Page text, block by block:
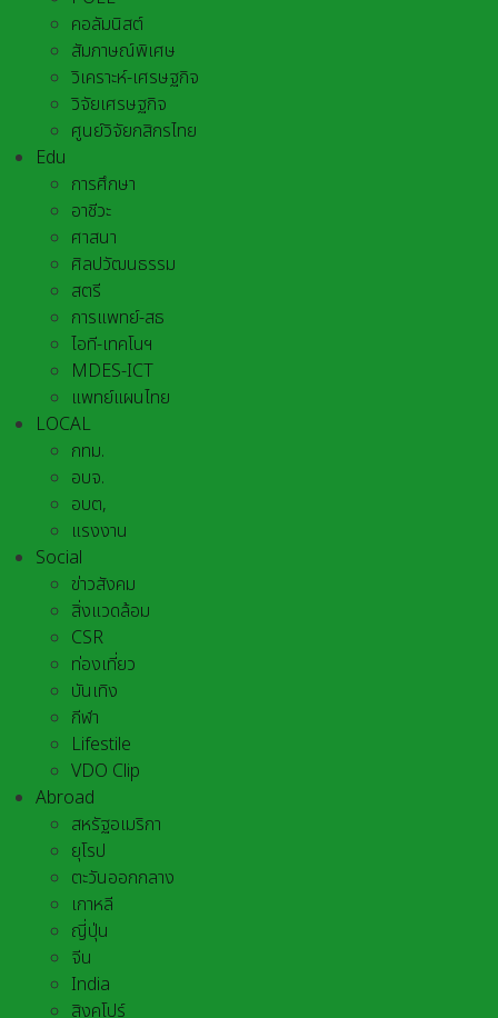
คอลัมนิสต์
สัมภาษณ์พิเศษ
วิเคราะห์-เศรษฐกิจ
วิจัยเศรษฐกิจ
ศูนย์วิจัยกสิกรไทย
Edu
การศึกษา
อาชีวะ
ศาสนา
ศิลปวัฒนธรรม
สตรี
การแพทย์-สธ
ไอที-เทคโนฯ
MDES-ICT
แพทย์แผนไทย
LOCAL
กทม.
อบจ.
อบต,
แรงงาน
Social
ข่าวสังคม
สิ่งแวดล้อม
CSR
ท่องเที่ยว
บันเทิง
กีฬา
Lifestile
VDO Clip
Abroad
สหรัฐอเมริกา
ยุโรป
ตะวันออกกลาง
เกาหลี
ญี่ปุ่น
จีน
India
สิงคโปร์